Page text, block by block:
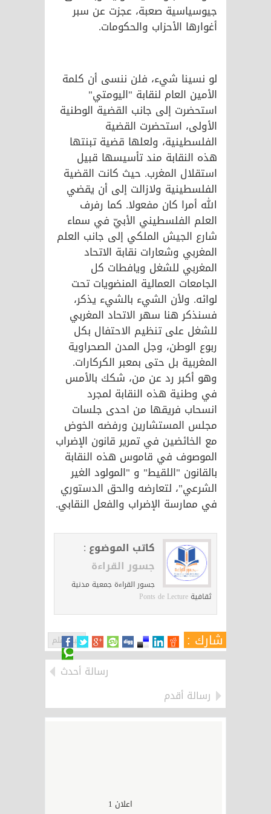
حبر وقلم
جيوسياسية صعبة، عجزت عن سبر
أغوارها الأحزاب والحكومات.
لو نسينا شيء، فلن ننسى أن كلمة
الأمين العام لنقابة "اليومتي"
استحضرت إلى جانب القضية الوطنية
الأولى، استحضرت القضية
الفلسطينية، ولعلها قضية تبنتها
هذه النقابة مند تأسيسها قبيل
استقلال المغرب. حيث كانت القضية
الفلسطينية ولازالت إلى أن يقضي
الله أمرا كان مفعولا. كما رفرف
العلم الفلسطيني الأبيّ في سماء
شارع الجيش الملكي إلى جانب العلم
المغربي وشعارات نقابة الاتحاد
المغربي للشغل ويافطات كل
الجامعات العمالية المنضويات تحت
لوائه. ولأن الشيء بالشيء يذكر،
فسنذكر هنا سهر الاتحاد المغربي
للشغل على تنظيم الاحتفال بكل
ربوع الوطن، وجل المدن الصحراوية
المغربية بل حتى بمعبر الكركارات.
وهو أكبر رد عن من، شكك بالأمس
في وطنية هذه النقابة لمجرد
انسحاب فريقها من احدى جلسات
مجلس المستشارين ورفضه الخوض
مع الخائضين في تمرير قانون الإضراب
الموصوف في قاموس هذه النقابة
بالقانون "اللقيط" و "المولود الغير
الشرعي"، لتعارضه والحق الدستوري
في ممارسة الإضراب والفعل النقابي.
كاتب الموضوع :
جسور القراءة
جسور القراءة جمعية مدنية
ثقافيةPonts de Lecture
شارك :
رسالة أحدث
رسالة أقدم
اعلان 1